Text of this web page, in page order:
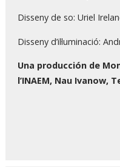
Disseny de so: Uriel
Disseny d’il·luminació:
Una producción de
l’INAEM, Nau Ivanow,